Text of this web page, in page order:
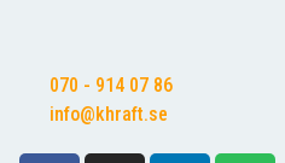
070 - 914 07 86
info@khraft.se